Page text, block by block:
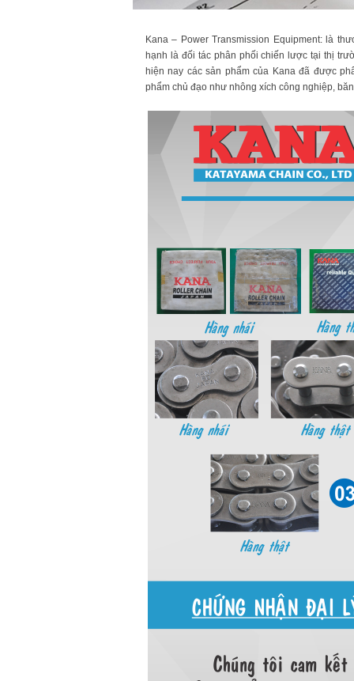
Kana – Power Transmission Equipment: là
hạnh là đối tác phân phối chiến lược tại thị
hiện nay các sản phẩm của Kana đã được
phẩm chủ đạo như nhông xích công nghiệp,